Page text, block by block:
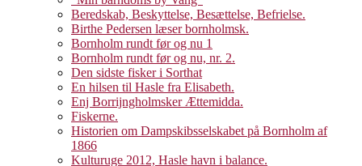
Beredskab, Beskyttelse, Besættelse, Befrielse.
Birthe Pedersen læser bornholmsk.
Bornholm rundt før og nu 1
Bornholm rundt før og nu, nr. 2.
Den sidste fisker i Sorthat
En hilsen til Hasle fra Elisabeth.
Enj Borrijngholmsker Ættemidda.
Fiskerne.
Historien om Dampskibsselskabet på Bornholm af
1866
Kulturuge 2012, Hasle havn i balance.